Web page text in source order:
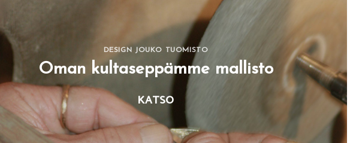
DESIGN JOUKO TUOMISTO
Oman kultaseppämme mallisto
KATSO